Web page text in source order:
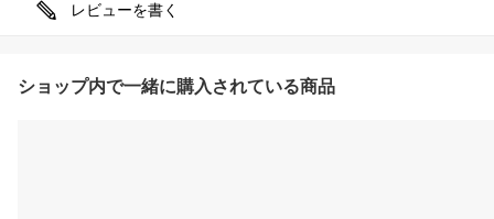
レビューを書く
ショップ内で一緒に購入されている商品